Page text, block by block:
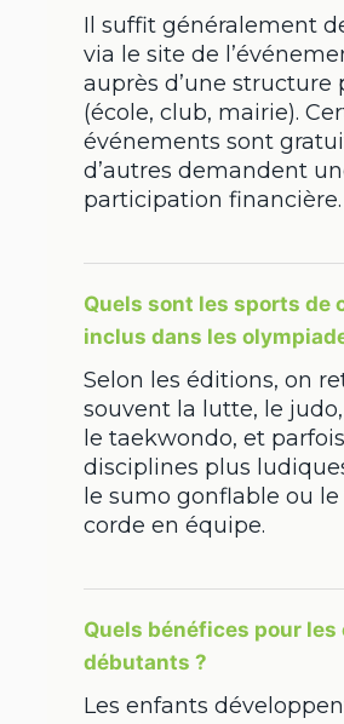
Il suffit généralement
via le site de
auprès d’une structure
(école, club, mairie).
événements sont
d’autres demandent
participation financière.
Quels sont les sports de
inclus dans les
Selon les éditions, on
souvent la lutte, le
le taekwondo, et
disciplines plus
le sumo gonflable ou
corde en équipe.
Quels bénéfices pour
débutants ?
Les enfants